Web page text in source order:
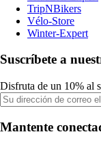
TripNBikers
Vélo-Store
Winter-Expert
Suscríbete a
Disfruta de un 10% al
Mantente